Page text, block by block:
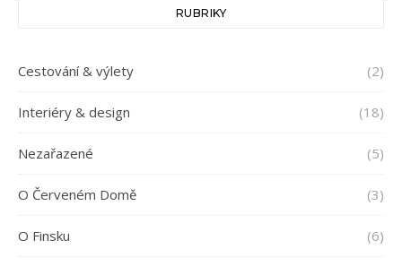
RUBRIKY
Cestování & výlety (2)
Interiéry & design (18)
Nezařazené (5)
O Červeném Domě (3)
O Finsku (6)